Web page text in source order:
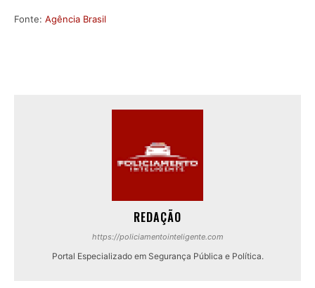
Fonte: Agência Brasil
REDAÇÃO
https://policiamentointeligente.com
Portal Especializado em Segurança Pública e Política.